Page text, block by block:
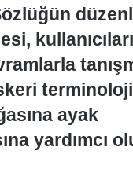
ayak
yardımcı